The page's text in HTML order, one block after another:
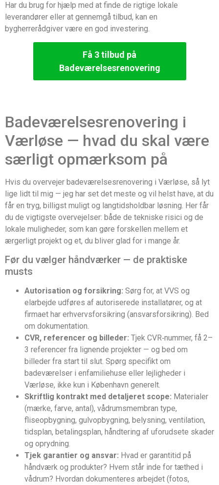
Har du brug for hjælp med at finde de rigtige lokale
leverandører eller at gennemgå tilbud, kan en
bygherrerådgiver være en god investering.
Få 3 tilbud på
Badeværelsesrenovering
Badeværelsesrenovering i
Værløse — hvad du skal være
særligt opmærksom på
Hvis du overvejer badeværelsesrenovering i Værløse, så lyt
lige lidt til mig — jeg har set det meste og vil helst have, at du
får en tryg, billigst muligt og langtidsholdbar løsning. Her får
du de vigtigste overvejelser: både de tekniske risici og de
lokale muligheder, som kan gøre forskellen mellem et
ærgerligt projekt og et, du bliver glad for i mange år.
Før du vælger håndværker — de praktiske
musts
Autorisation og forsikring: Sørg for, at VVS og
elarbejde udføres af autoriserede installatører, og at
firmaet har erhvervsforsikring (ansvarsforsikring). Bed
om dokumentation.
CVR, referencer og billeder: Tjek CVR‑nummer, få 2–
3 referencer fra lignende projekter — og bed om
billeder fra start til slut. Spørg specifikt om
badeværelser i enfamiliehuse eller lejligheder i
Værløse, ikke kun i København generelt.
Skriftlig kontrakt med detaljeret scope: Materialer
(mærke, farve, antal), vådrumsmembran type,
fliseopbygning, gulvopbygning, belysning, ventilation,
tidsplan, betalingsplan, håndtering af uforudsete skader
og oprydning.
Tjek garantier og ansvar: Hvad er garantitid på
håndværk og produkter? Hvem står inde for tæthed i
vådrum? Hvordan dokumenteres arbejdet (fotos,